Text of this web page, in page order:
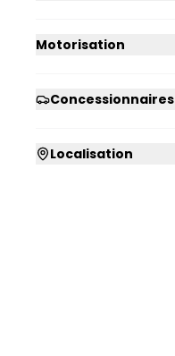
Motorisation
Concessionnaires
Localisation